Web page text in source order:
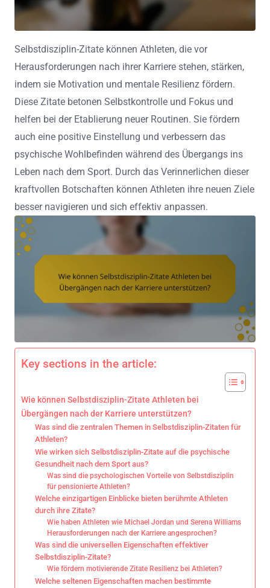
Selbstdisziplin-Zitate können Athleten, die vor
Herausforderungen nach ihrer Karriere stehen, stärken,
indem sie Motivation und mentale Resilienz fördern.
Diese Zitate betonen Selbstkontrolle und Fokus und
helfen bei der Etablierung neuer Routinen. Sie fördern
auch eine positive Einstellung und verbessern das
psychische Wohlbefinden während des Übergangs ins
Leben nach dem Sport. Durch das Verinnerlichen dieser
kraftvollen Botschaften können Athleten ihre neuen Ziele
besser navigieren und sich effektiv anpassen.
Key sections in the article:
Wie können Selbstdisziplin-Zitate Athleten bei
Übergängen nach der Karriere unterstützen?
Was sind die zentralen Themen in Selbstdisziplin-Zitaten für
Athleten?
Wie wirken sich Selbstdisziplin-Zitate auf die psychische
Gesundheit nach dem Sport aus?
Was sind die psychologischen Vorteile von Selbstdisziplin
für pensionierte Athleten?
Welche einzigartigen Einblicke bieten berühmte Athleten
durch ihre Zitate?
Wie haben Athleten wie Michael Jordan und Serena Williams
Herausforderungen nach der Karriere angesprochen?
Was sind die universellen Eigenschaften effektiver
Selbstdisziplin-Zitate?
Wie fördern motivierende Zitate Resilienz bei Athleten?
Welche seltenen Eigenschaften machen bestimmte